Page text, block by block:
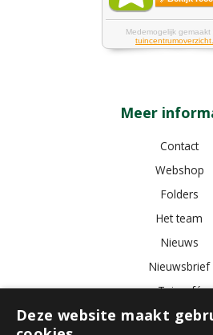
Meer
Contact
Webshop
Folders
Het team
Nieuws
Nieuwsbrief
Tuincafé
Vacatures
Deze website maakt